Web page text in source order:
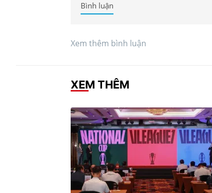
Bình luận
Xem thêm bình luận
XEM THÊM